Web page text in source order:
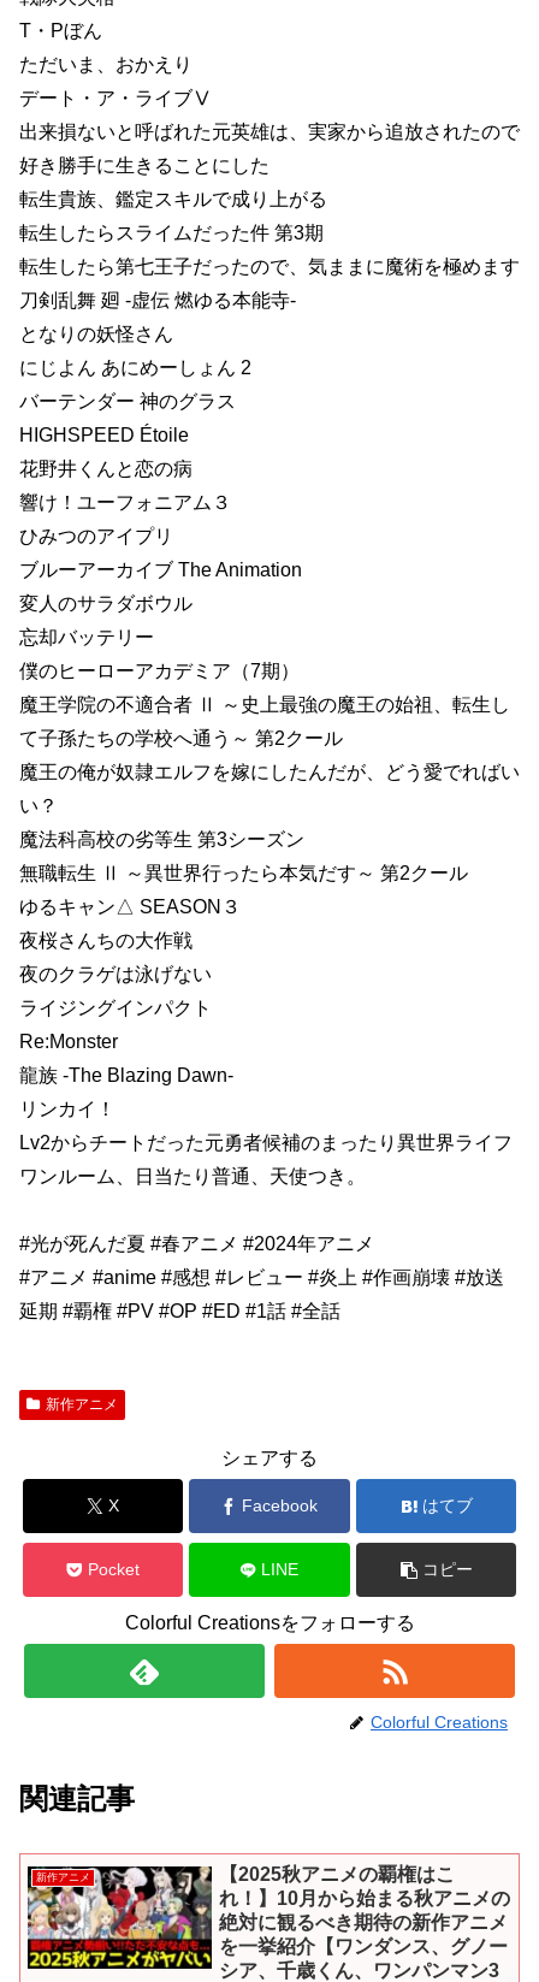
T・Pぼん
ただいま、おかえり
デート・ア・ライブⅤ
出来損ないと呼ばれた元英雄は、実家から追放されたので
好き勝手に生きることにした
転生貴族、鑑定スキルで成り上がる
転生したらスライムだった件 第3期
転生したら第七王子だったので、気ままに魔術を極めます
刀剣乱舞 廻 -虚伝 燃ゆる本能寺-
となりの妖怪さん
にじよん あにめーしょん 2
バーテンダー 神のグラス
HIGHSPEED Étoile
花野井くんと恋の病
響け！ユーフォニアム３
ひみつのアイプリ
ブルーアーカイブ The Animation
変人のサラダボウル
忘却バッテリー
僕のヒーローアカデミア（7期）
魔王学院の不適合者 Ⅱ ～史上最強の魔王の始祖、転生し
て子孫たちの学校へ通う～ 第2クール
魔王の俺が奴隷エルフを嫁にしたんだが、どう愛でればい
い？
魔法科高校の劣等生 第3シーズン
無職転生 Ⅱ ～異世界行ったら本気だす～ 第2クール
ゆるキャン△ SEASON３
夜桜さんちの大作戦
夜のクラゲは泳げない
ライジングインパクト
Re:Monster
龍族 -The Blazing Dawn-
リンカイ！
Lv2からチートだった元勇者候補のまったり異世界ライフ
ワンルーム、日当たり普通、天使つき。
#光が死んだ夏 #春アニメ #2024年アニメ
#アニメ #anime #感想 #レビュー #炎上 #作画崩壊 #放送
延期 #覇権 #PV #OP #ED #1話 #全話
新作アニメ
シェアする
X Facebook はてブ
Pocket LINE コピー
Colorful Creationsをフォローする
Colorful Creations
関連記事
新作アニメ
【2025秋アニメの覇権はこ
れ！】10月から始まる秋アニメの
絶対に観るべき期待の新作アニメ
を一挙紹介【ワンダンス、グノー
シア、千歳くん、ワンパンマン3